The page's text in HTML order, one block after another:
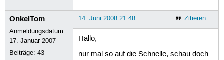
OnkelTom
Anmeldungsdatum:
17. Januar 2007
Beiträge:43
Zitieren
14. Juni 2008 21:48
Hallo,
nur mal so auf die Schnelle, schau doch